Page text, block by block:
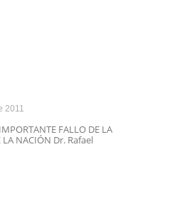
2011
FALLO DE LA
LA NACIÓN Dr. Rafael